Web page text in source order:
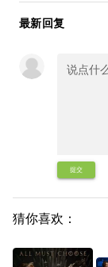
最新回复
提交
猜你喜欢：